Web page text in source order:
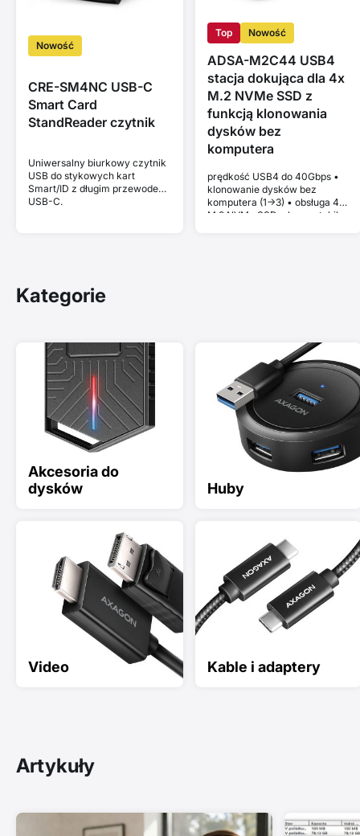
Nowość
CRE-SM4NC USB-C
Smart Card
StandReader czytnik
Uniwersalny biurkowy czytnik
USB do stykowych kart
Smart/ID z długim przewodem
USB-C.
Top Nowość
ADSA-M2C44 USB4
stacja dokująca dla 4x
M.2 NVMe SSD z
funkcją klonowania
dysków bez
komputera
prędkość USB4 do 40Gbps •
klonowanie dysków bez
komputera (1->3) • obsługa 4x
M.2 NVMe SSD • kompatybilna
Kategorie
Akcesoria do
dysków
Huby
Video Kable i adaptery
Artykuły